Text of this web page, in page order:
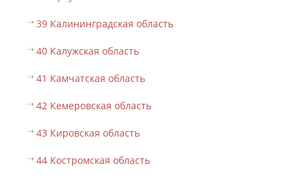
39 Калининградская область
40 Калужская область
41 Камчатская область
42 Кемеровская область
43 Кировская область
44 Костромская область